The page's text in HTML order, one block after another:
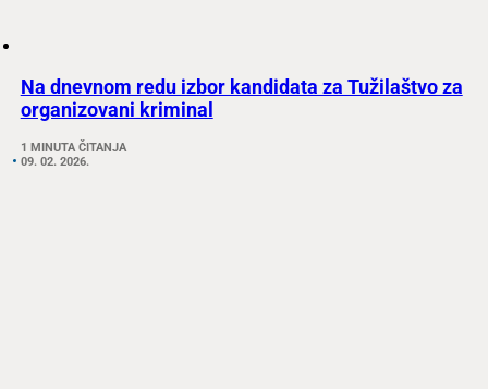
Na dnevnom redu izbor kandidata za Tužilaštvo za
organizovani kriminal
1 MINUTA ČITANJA
09. 02. 2026.